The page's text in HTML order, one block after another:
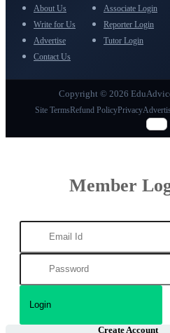
About Us
Write for Us
Advertise
Contact Us
Associate Login
Reporter Login
Tutor Login
Copyright © 2026
Site TermsRefund PolicyPrivacy
Member
Create Account